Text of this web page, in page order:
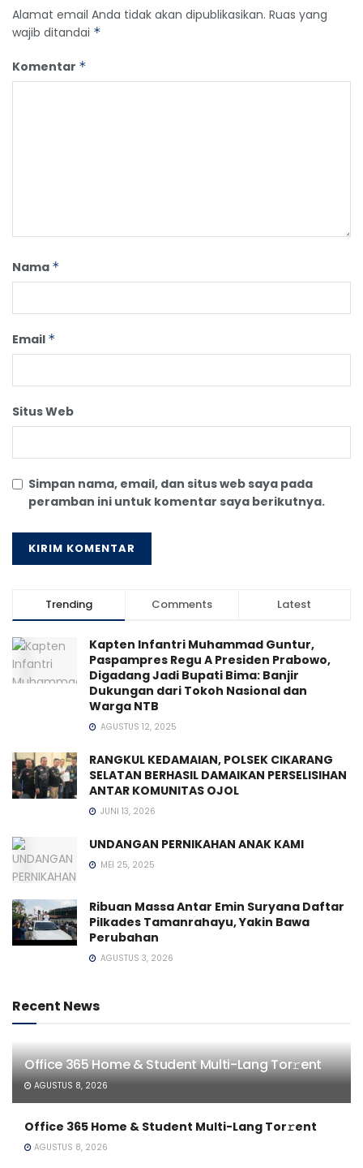
Alamat email Anda tidak akan dipublikasikan. Ruas yang
wajib ditandai *
Komentar *
Nama *
Email *
Situs Web
Simpan nama, email, dan situs web saya pada
peramban ini untuk komentar saya berikutnya.
Trending Comments Latest
Kapten Infantri Muhammad Guntur,
Paspampres Regu A Presiden Prabowo,
Digadang Jadi Bupati Bima: Banjir
Dukungan dari Tokoh Nasional dan
Warga NTB
AGUSTUS 12, 2025
RANGKUL KEDAMAIAN, POLSEK CIKARANG
SELATAN BERHASIL DAMAIKAN PERSELISIHAN
ANTAR KOMUNITAS OJOL
JUNI 13, 2026
UNDANGAN PERNIKAHAN ANAK KAMI
MEI 25, 2025
Ribuan Massa Antar Emin Suryana Daftar
Pilkades Tamanrahayu, Yakin Bawa
Perubahan
AGUSTUS 3, 2026
Recent News
Office 365 Home & Student Multi-Lang Tor𝚛ent
AGUSTUS 8, 2026
Office 365 Home & Student Multi-Lang Tor𝚛ent
AGUSTUS 8, 2026